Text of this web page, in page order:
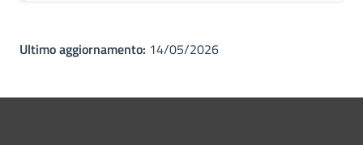
Ultimo aggiornamento: 14/05/2026